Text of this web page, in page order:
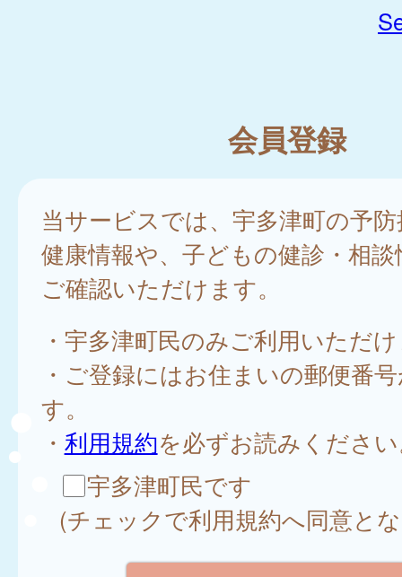
会員登録
当サービスでは、宇多津町の予
健康情報や、子どもの健診・相
ご確認いただけます。
・宇多津町民のみご利用いただ
・ご登録にはお住まいの郵便番
す。
・ 利用規約を必ずお読みくださ
宇多津町民です
(チェックで利用規約へ同意と